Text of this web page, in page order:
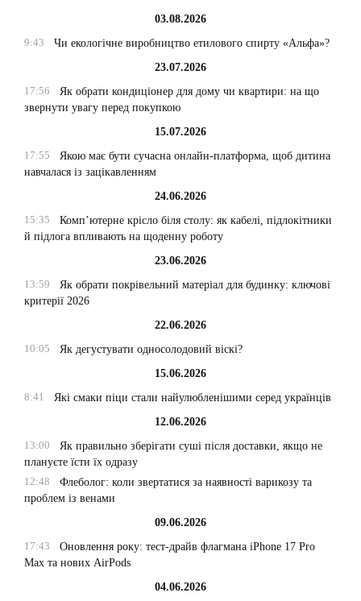
03.08.2026
9:43
Чи екологічне виробництво етилового спирту «Альфа»?
23.07.2026
17:56
Як обрати кондиціонер для дому чи квартири: на що
звернути увагу перед покупкою
15.07.2026
17:55
Якою має бути сучасна онлайн-платформа, щоб дитина
навчалася із зацікавленням
24.06.2026
15:35
Комп’ютерне крісло біля столу: як кабелі, підлокітники
й підлога впливають на щоденну роботу
23.06.2026
13:59
Як обрати покрівельний матеріал для будинку: ключові
критерії 2026
22.06.2026
10:05
Як дегустувати односолодовий віскі?
15.06.2026
8:41
Які смаки піци стали найулюбленішими серед українців
12.06.2026
13:00
Як правильно зберігати суші після доставки, якщо не
плануєте їсти їх одразу
12:48
Флеболог: коли звертатися за наявності варикозу та
проблем із венами
09.06.2026
17:43
Оновлення року: тест-драйв флагмана iPhone 17 Pro
Max та нових AirPods
04.06.2026